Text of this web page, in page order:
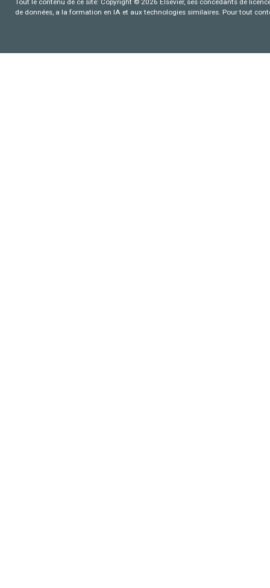
Tout le contenu de ce site: Copyright © 2026 Elsevier, ses concédants de
de données, a la formation en IA et aux technologies similaires. Pour tout